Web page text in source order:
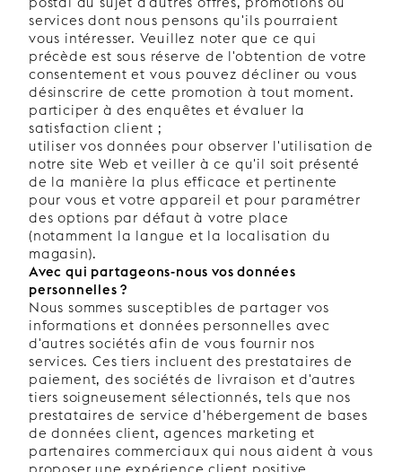
services dont nous pensons qu'ils pourraient
vous intéresser. Veuillez noter que ce qui
précède est sous réserve de l'obtention de votre
consentement et vous pouvez décliner ou vous
désinscrire de cette promotion à tout moment.
participer à des enquêtes et évaluer la
satisfaction client ;
utiliser vos données pour observer l'utilisation de
notre site Web et veiller à ce qu'il soit présenté
de la manière la plus efficace et pertinente
pour vous et votre appareil et pour paramétrer
des options par défaut à votre place
(notamment la langue et la localisation du
magasin).
Avec qui partageons-nous vos données
personnelles ?
Nous sommes susceptibles de partager vos
informations et données personnelles avec
d'autres sociétés afin de vous fournir nos
services. Ces tiers incluent des prestataires de
paiement, des sociétés de livraison et d'autres
tiers soigneusement sélectionnés, tels que nos
prestataires de service d'hébergement de bases
de données client, agences marketing et
partenaires commerciaux qui nous aident à vous